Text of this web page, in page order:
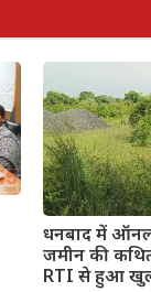
धनबाद में
जमीन की
RTI से हुआ